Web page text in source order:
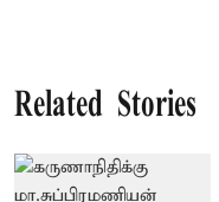
Related Stories